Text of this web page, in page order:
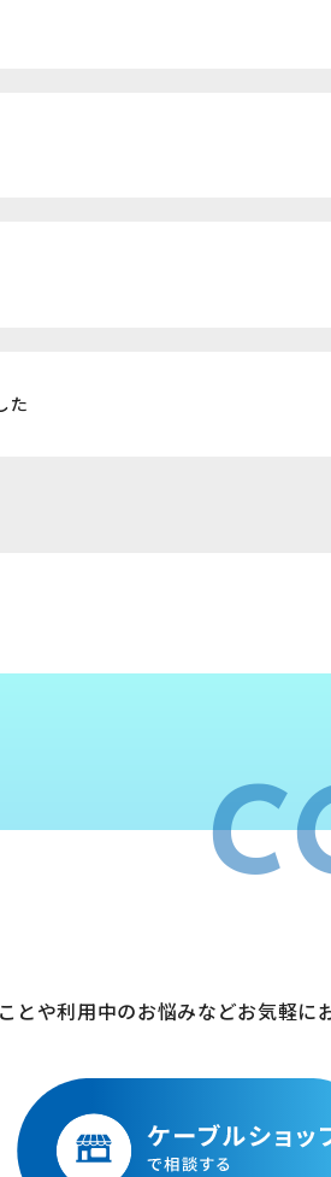
た
とや利用中のお悩みなどお気軽に